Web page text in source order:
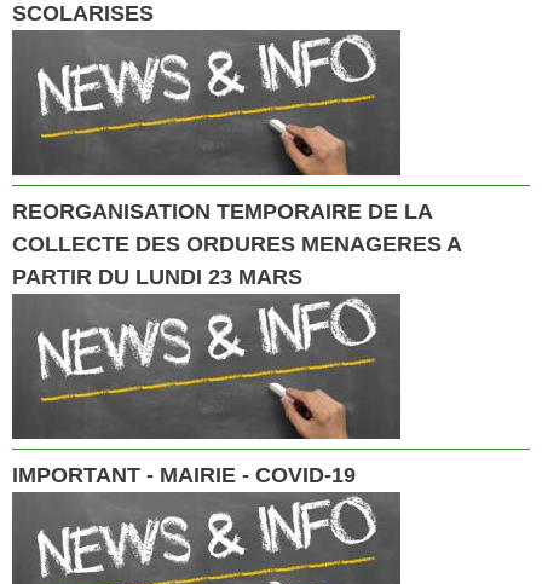
SCOLARISES
REORGANISATION TEMPORAIRE DE LA
COLLECTE DES ORDURES MENAGERES A
PARTIR DU LUNDI 23 MARS
IMPORTANT - MAIRIE - COVID-19